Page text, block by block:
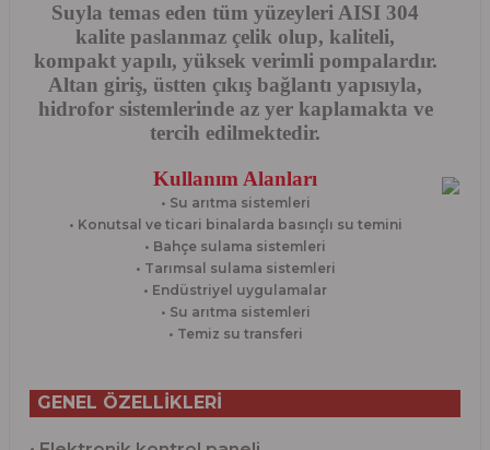
Suyla temas eden tüm yüzeyleri AISI 304
kalite paslanmaz çelik olup, kaliteli,
kompakt yapılı, yüksek verimli pompalardır.
Altan giriş, üstten çıkış bağlantı yapısıyla,
hidrofor sistemlerinde az yer kaplamakta ve
tercih edilmektedir.
Kullanım Alanları
• Su arıtma sistemleri
• Konutsal ve ticari binalarda basınçlı su temini
• Bahçe sulama sistemleri
• Tarımsal sulama sistemleri
• Endüstriyel uygulamalar
• Su arıtma sistemleri
• Temiz su transferi
GENEL ÖZELLİKLERİ